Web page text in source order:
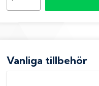
Vanliga tillbehör